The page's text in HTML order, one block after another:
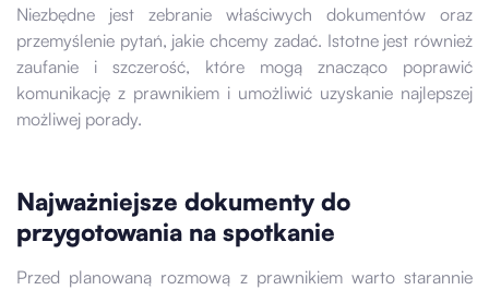
Niezbędne jest zebranie właściwych dokumentów oraz
przemyślenie pytań, jakie chcemy zadać. Istotne jest również
zaufanie i szczerość, które mogą znacząco poprawić
komunikację z prawnikiem i umożliwić uzyskanie najlepszej
możliwej porady.
Najważniejsze dokumenty do
przygotowania na spotkanie
Przed planowaną rozmową z prawnikiem warto starannie